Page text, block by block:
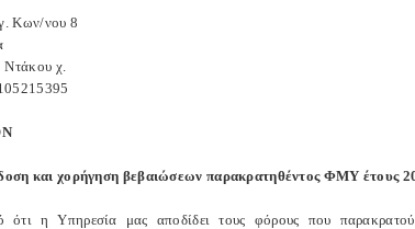
Κων/νου 8
Ντάκου χ.
και χορήγηση βεβαιώσεων παρακρατηθέντος ΦΜΥ έτους
ότι η Υπηρεσία μας αποδίδει τους φόρους που